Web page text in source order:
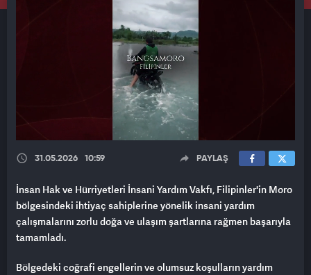
31.05.2026 10:59 PAYLAŞ
İnsan Hak ve Hürriyetleri İnsani Yardım Vakfı, Filipinler'in Moro
bölgesindeki ihtiyaç sahiplerine yönelik insani yardım
çalışmalarını zorlu doğa ve ulaşım şartlarına rağmen başarıyla
tamamladı.
Bölgedeki coğrafi engellerin ve olumsuz koşulların yardım